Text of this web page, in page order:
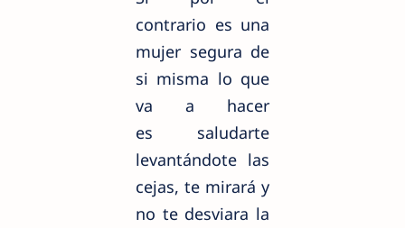
contrario es una
mujer segura de
si misma lo que
va a hacer
es saludarte
levantándote las
cejas, te mirará y
no te desviara la